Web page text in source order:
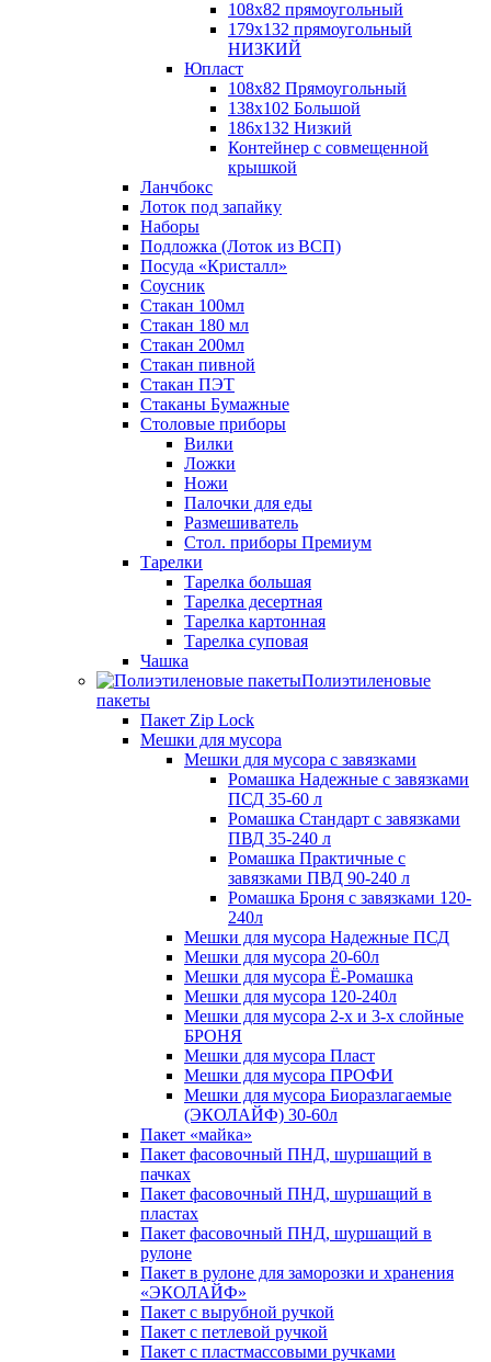
108х82 прямоугольный
179х132 прямоугольный
НИЗКИЙ
Юпласт
108х82 Прямоугольный
138х102 Большой
186х132 Низкий
Контейнер с совмещенной
крышкой
Ланчбокс
Лоток под запайку
Наборы
Подложка (Лоток из ВСП)
Посуда «Кристалл»
Соусник
Стакан 100мл
Стакан 180 мл
Стакан 200мл
Стакан пивной
Стакан ПЭТ
Стаканы Бумажные
Столовые приборы
Вилки
Ложки
Ножи
Палочки для еды
Размешиватель
Стол. приборы Премиум
Тарелки
Тарелка большая
Тарелка десертная
Тарелка картонная
Тарелка суповая
Чашка
Полиэтиленовые
пакеты
Пакет Zip Lock
Мешки для мусора
Мешки для мусора с завязками
Ромашка Надежные с завязками
ПСД 35-60 л
Ромашка Стандарт с завязками
ПВД 35-240 л
Ромашка Практичные с
завязками ПВД 90-240 л
Ромашка Броня с завязками 120-
240л
Мешки для мусора Надежные ПСД
Мешки для мусора 20-60л
Мешки для мусора Ё-Ромашка
Мешки для мусора 120-240л
Мешки для мусора 2-х и 3-х слойные
БРОНЯ
Мешки для мусора Пласт
Мешки для мусора ПРОФИ
Мешки для мусора Биоразлагаемые
(ЭКОЛАЙФ) 30-60л
Пакет «майка»
Пакет фасовочный ПНД, шуршащий в
пачках
Пакет фасовочный ПНД, шуршащий в
пластах
Пакет фасовочный ПНД, шуршащий в
рулоне
Пакет в рулоне для заморозки и хранения
«ЭКОЛАЙФ»
Пакет с вырубной ручкой
Пакет с петлевой ручкой
Пакет с пластмассовыми ручками